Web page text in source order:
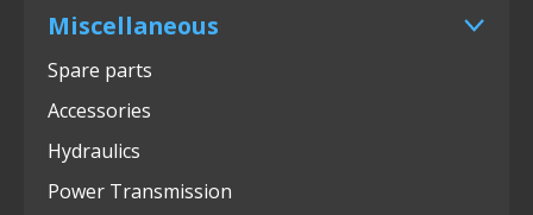
Miscellaneous
Spare parts
Accessories
Hydraulics
Power Transmission